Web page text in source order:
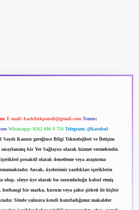
E-mail: backlinkpaneli@gmail.com Teams:
Whatsapp: 0262 606 0 726 Telegram: @karabul
Sayılı Kanun gereğince Bilgi Teknolojileri ve İletişim
bir Yer Sağlayıcı olarak hizmet vermektedir.
proaktif olarak denetleme veya araştırma
Ancak, üyelerimiz yazdıkları içeriklerin
olup, siteye üye olarak bu sorumluluğu kabul etmiş
herhangi bir marka, kurum veya şahıs şirketi ile hiçbir
Sitede yalnızca kendi hazırladığımız makaleler